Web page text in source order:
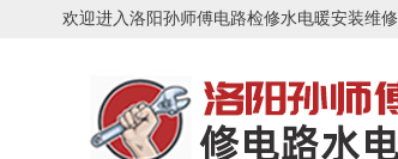
欢迎进入洛阳孙师傅电路检修水电暖安装维修